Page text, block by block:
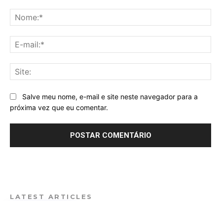
Salve meu nome, e-mail e site neste navegador para a
próxima vez que eu comentar.
LATEST ARTICLES